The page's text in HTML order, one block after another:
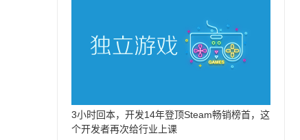
3小时回本，开发14年登顶Steam畅销榜首，这
个开发者再次给行业上课